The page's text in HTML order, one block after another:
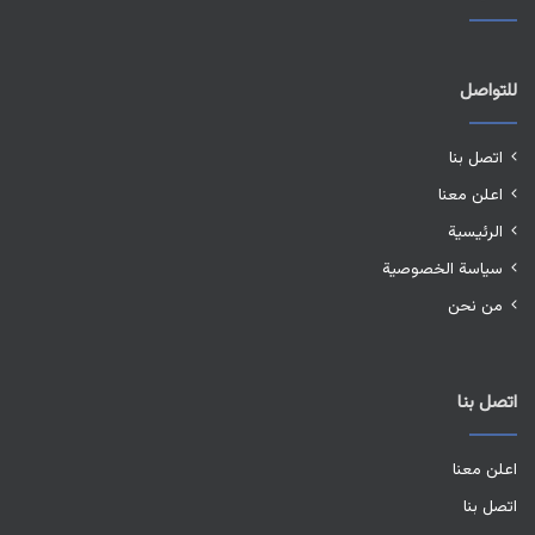
للتواصل
اتصل بنا
اعلن معنا
الرئيسية
سياسة الخصوصية
من نحن
اتصل بنا
اعلن معنا
اتصل بنا